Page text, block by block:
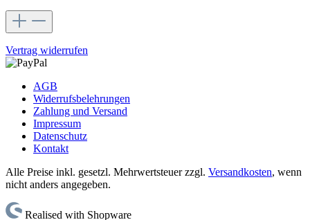
Vertrag widerrufen
AGB
Widerrufsbelehrungen
Zahlung und Versand
Impressum
Datenschutz
Kontakt
Alle Preise inkl. gesetzl. Mehrwertsteuer zzgl. Versandkosten, wenn
nicht anders angegeben.
Realised with Shopware